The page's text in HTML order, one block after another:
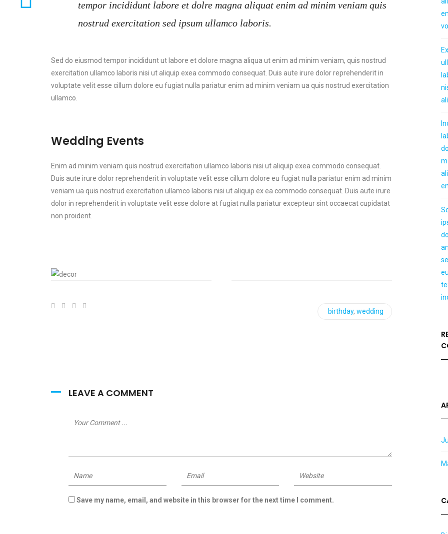
tempor incididunt labore et dolre magna aliquat enim ad minim veniam quis
nostrud exercitation sed ipsum ullamco laboris.
Sed do eiusmod tempor incididunt ut labore et dolore magna aliqua ut enim ad minim veniam, quis nostrud
exercitation ullamco laboris nisi ut aliquip exea commodo consequat. Duis aute irure dolor reprehenderit in
voluptate velit esse cillum dolore eu fugiat nulla pariatur enim ad minim veniam ua quis nostrud exercitation
ullamco.
Wedding Events
Enim ad minim veniam quis nostrud exercitation ullamco laboris nisi ut aliquip exea commodo consequat.
Duis aute irure dolor reprehenderit in voluptate velit esse cillum dolore eu fugiat nulla pariatur enim ad minim
veniam ua quis nostrud exercitation ullamco laboris nisi ut aliquip ex ea commodo consequat. Duis aute irure
dolor in reprehenderit in voluptate velit esse dolore at fugiat nulla pariatur excepteur sint occaecat cupidatat
non proident.
birthday, wedding
LEAVE A COMMENT
Save my name, email, and website in this browser for the next time I comment.